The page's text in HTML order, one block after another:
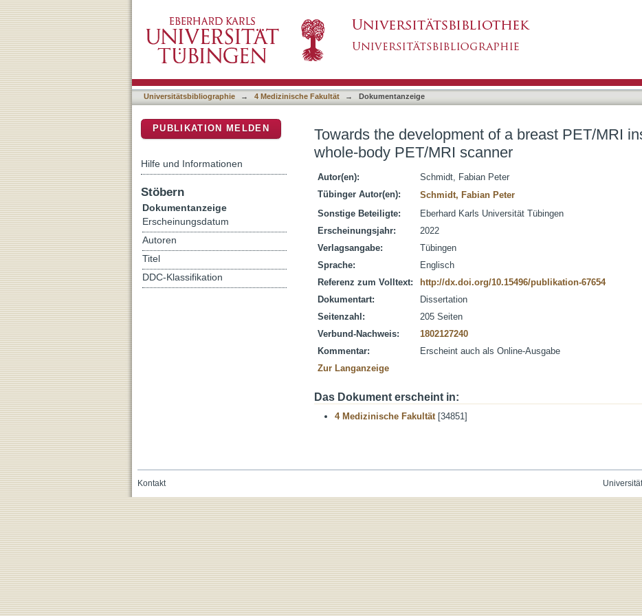
Towards the development of a breast PET/MRI insert for a clinical whole-
Universitätsbibliographie → 4 Medizinische Fakultät → Dokumentanzeige
Towards the development of a breast PET/MRI
whole-body PET/MRI scanner
Autor(en):
Schmidt, Fabian Peter
Tübinger Autor(en):
Schmidt, Fabian Peter
Sonstige Beteiligte:
Eberhard Karls Universität Tübingen
Erscheinungsjahr:
2022
Verlagsangabe:
Tübingen
Sprache:
Englisch
Referenz zum Volltext:
http://dx.doi.org/10.15496/publikation-67654
Dokumentart:
Dissertation
Seitenzahl:
205 Seiten
Verbund-Nachweis:
1802127240
Kommentar:
Erscheint auch als Online-Ausgabe
Zur Langanzeige
Das Dokument erscheint in:
4 Medizinische Fakultät[34851]
PUBLIKATION MELDEN
Hilfe und Informationen
Stöbern
Dokumentanzeige
Erscheinungsdatum
Autoren
Titel
DDC-Klassifikation
Kontakt